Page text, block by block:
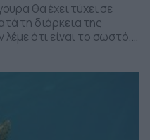
θα έχει τύχει σε
τη διάρκεια της
ότι είναι το σωστό,